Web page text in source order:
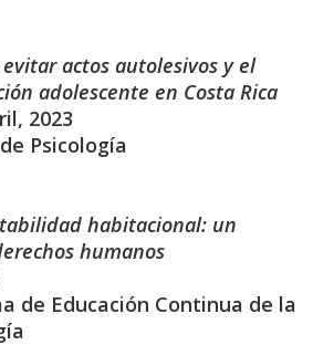
actos autolesivos y el
adolescente en Costa Rica
2023
Psicología
habitacional: un
humanos
de Educación Continua de la